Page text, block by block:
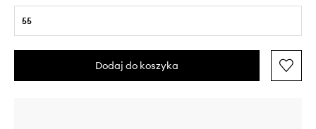
55
Dodaj do koszyka